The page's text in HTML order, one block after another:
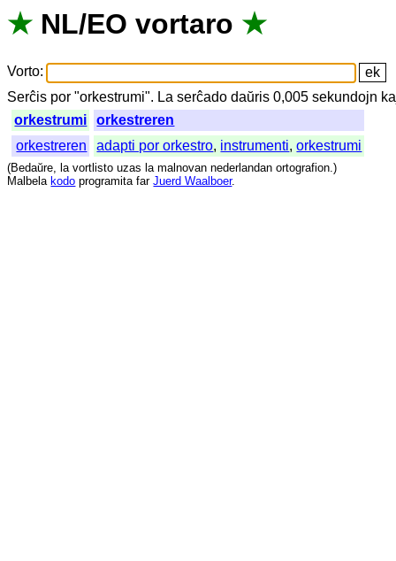
★ NL/EO vortaro ★
Vorto:
Serĉis por "orkestrumi". La serĉado daŭris 0,005sekundojn
orkestrumi
orkestreren
orkestreren
adapti por orkestro, instrumenti,orkestrumi
(Bedaŭre, la vortlisto uzas la malnovan nederlandan ortografion.)
Malbela kodo programita far Juerd Waalboer.